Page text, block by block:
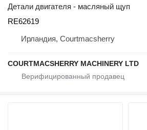
Детали двигателя - масляный щуп
RE62619
Ирландия, Courtmacsherry
COURTMACSHERRY MACHINERY LTD